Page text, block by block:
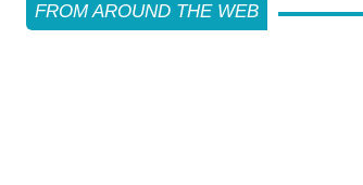
FROM AROUND THE WEB